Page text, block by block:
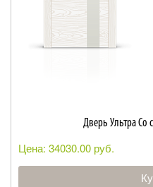
Дверь Ультра Со
Цена: 34030.00 руб.